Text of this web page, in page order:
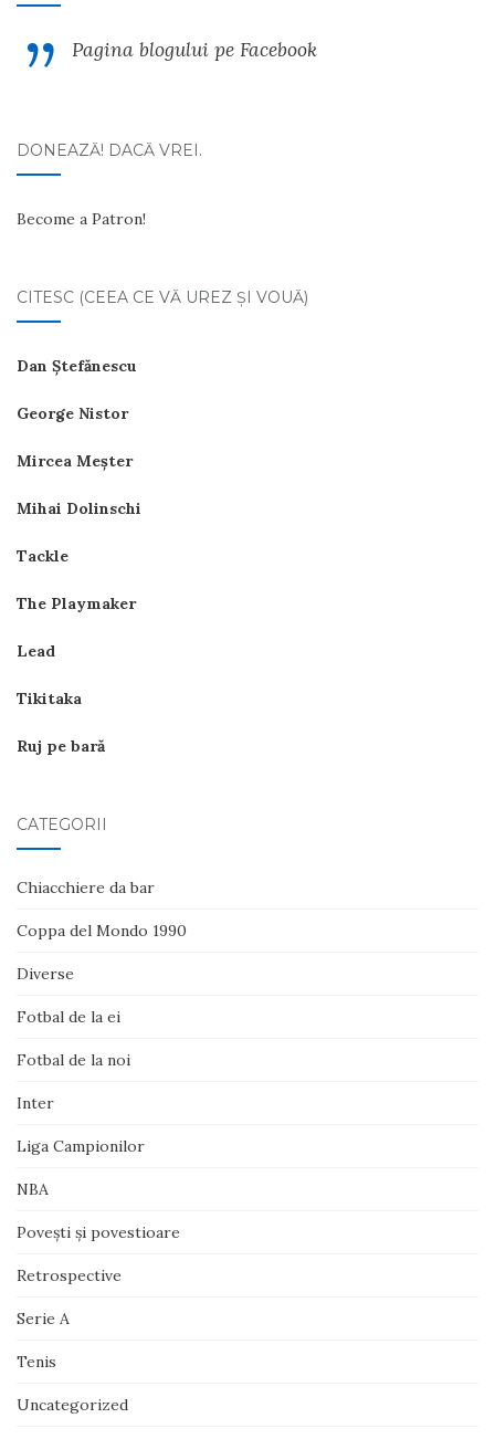
Pagina blogului pe Facebook
DONEAZĂ! DACĂ VREI.
Become a Patron!
CITESC (CEEA CE VĂ UREZ ŞI VOUĂ)
Dan Ştefănescu
George Nistor
Mircea Meşter
Mihai Dolinschi
Tackle
The Playmaker
Lead
Tikitaka
Ruj pe bară
CATEGORII
Chiacchiere da bar
Coppa del Mondo 1990
Diverse
Fotbal de la ei
Fotbal de la noi
Inter
Liga Campionilor
NBA
Poveşti şi povestioare
Retrospective
Serie A
Tenis
Uncategorized